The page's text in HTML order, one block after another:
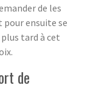
de les
pour ensuite se
tard à cet
de